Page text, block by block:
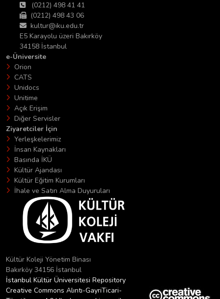
(0212) 498 41 41
(0212) 498 43 06
kultur@iku.edu.tr
E5 Karayolu üzeri Bakırköy
34158 İstanbul
e-Üniversite
Orion
CATS
Unidocs
Unitime
Açık Erişim
Diğer Servisler
Ziyaretciler İçin
Yerleşkelerimiz
İnsan Kaynakları
Basında İKÜ
Kültür Ajandası
Kültür Eğitim Kurumları
İhale ve Satın Alma Duyuruları
Kültür Koleji Yönetim Binası
Bakırköy 34156 İstanbul
İstanbul Kültür Üniversitesi Repository
Creative Commons Alıntı-GayriTicari-